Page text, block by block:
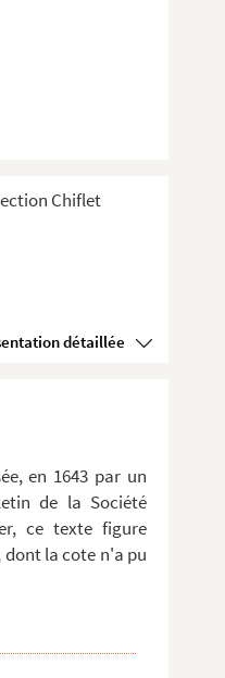
Chiflet
Voir la présentation détaillée
en 1643 par un
de la Société
ce texte figure
la cote n'a pu